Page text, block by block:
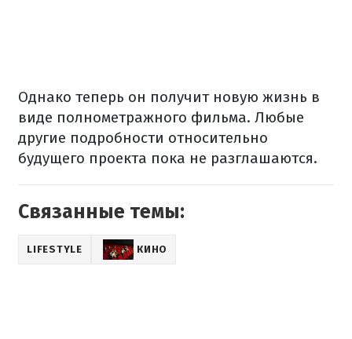
Однако теперь он получит новую жизнь в
виде полнометражного фильма. Любые
другие подробности относительно
будущего проекта пока не разглашаются.
Связанные темы:
LIFESTYLE КИНО